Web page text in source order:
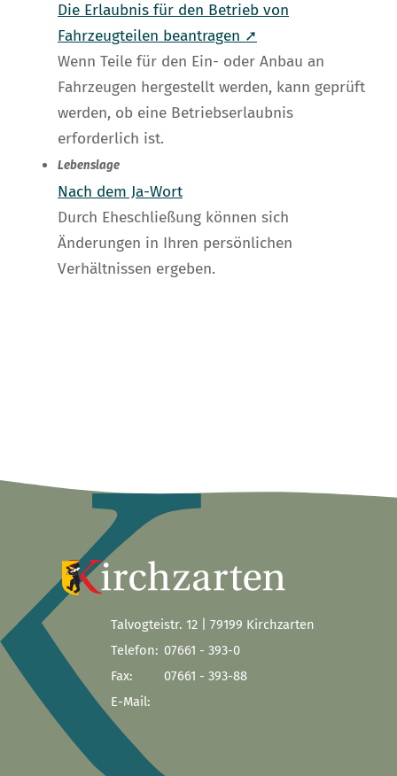
Die Erlaubnis für den Betrieb von
Fahrzeugteilen beantragen ➚
Wenn Teile für den Ein- oder Anbau an
Fahrzeugen hergestellt werden, kann geprüft
werden, ob eine Betriebserlaubnis
erforderlich ist.
Lebenslage
Nach dem Ja-Wort
Durch Eheschließung können sich
Änderungen in Ihren persönlichen
Verhältnissen ergeben.
Talvogteistr. 12 | 79199 Kirchzarten
Telefon: 07661 - 393-0
Fax:
07661 - 393-88
E-Mail: